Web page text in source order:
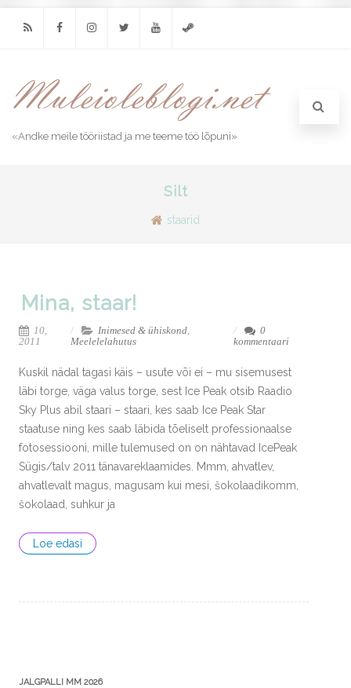
«Andke meile tööriistad ja me teeme töö lõpuni»
Silt
staarid
Mina, staar!
10,
2011
Inimesed & ühiskond,
Meelelelahutus
0
kommentaari
Kuskil nädal tagasi käis – usute või ei – mu sisemusest
läbi torge, väga valus torge, sest Ice Peak otsib Raadio
Sky Plus abil staari – staari, kes saab Ice Peak Star
staatuse ning kes saab läbida tõeliselt professionaalse
fotosessiooni, mille tulemused on on nähtavad IcePeak
Sügis/talv 2011 tänavareklaamides. Mmm, ahvatlev,
ahvatlevalt magus, magusam kui mesi, šokolaadikomm,
šokolaad, suhkur ja
Loe edasi
JALGPALLI MM 2026